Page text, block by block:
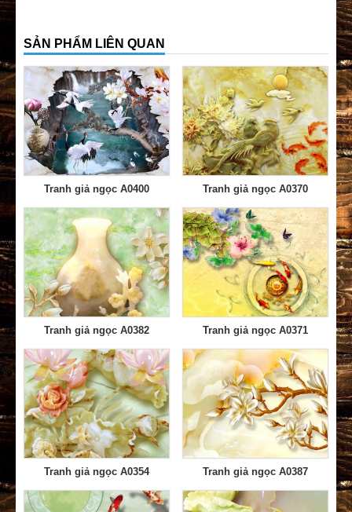
SẢN PHẨM LIÊN QUAN
Tranh giả ngọc A0400 Tranh giả ngọc A0370
Tranh giả ngọc A0382 Tranh giả ngọc A0371
Tranh giả ngọc A0354 Tranh giả ngọc A0387